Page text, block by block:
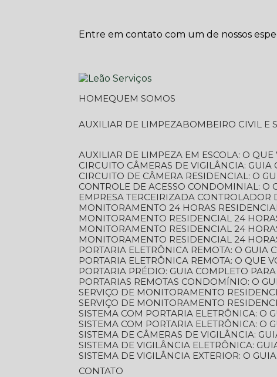
Entre em contato com um de nossos
HOME
QUEM SOMOS
AUXILIAR DE LIMPEZA
BOMBEIRO CIVIL E
AUXILIAR DE LIMPEZA EM ESCOLA: O
CIRCUITO CÂMERAS DE VIGILÂNCIA:
CIRCUITO DE CÂMERA RESIDENCIAL: O
CONTROLE DE ACESSO CONDOMINIAL:
EMPRESA TERCEIRIZADA
MONITORAMENTO 24 HORAS
MONITORAMENTO RESIDENCIAL 24
MONITORAMENTO RESIDENCIAL 24
MONITORAMENTO RESIDENCIAL 24
PORTARIA ELETRÔNICA REMOTA: O GUIA
PORTARIA ELETRÔNICA REMOTA: O QUE
PORTARIA PRÉDIO: GUIA COMPLETO
PORTARIAS REMOTAS CONDOMÍNIO: O
SERVIÇO DE MONITORAMENTO
SERVIÇO DE MONITORAMENTO
SISTEMA COM PORTARIA ELETRÔNICA: O
SISTEMA COM PORTARIA ELETRÔNICA:
SISTEMA DE CÂMERAS DE VIGILÂNCIA:
SISTEMA DE VIGILÂNCIA ELETRÔNICA:
SISTEMA DE VIGILÂNCIA EXTERIOR: O
CONTATO